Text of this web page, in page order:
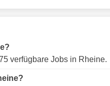
verfügbare Jobs in Rheine.